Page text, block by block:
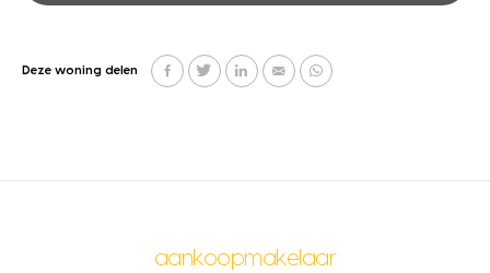
Deze woning delen
aankoopmakelaar